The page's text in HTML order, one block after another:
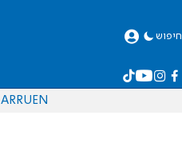
חיפוש
EN
RU
AR